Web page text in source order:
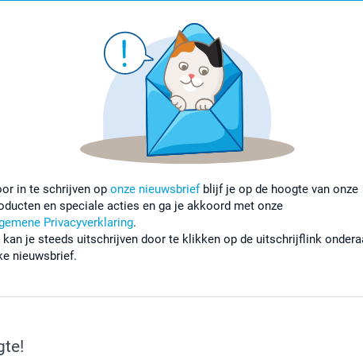
in te schrijven op onze nieuwsbriefblijf je op de hoogte van onze
en speciale acties en ga je akkoord met onze
Privacyverklaring.
kan je steeds uitschrijven door te klikken op de uitschrijflink
nieuwsbrief.